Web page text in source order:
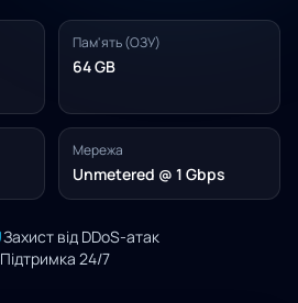
Пам'ять (ОЗУ)
64 GB
Мережа
Unmetered @ 1 Gbps
Захист від DDoS-атак
Підтримка 24/7